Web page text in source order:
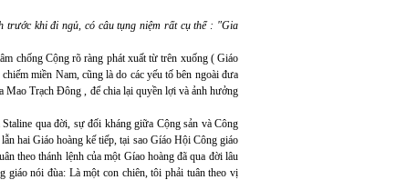
trước khi đi ngủ, có câu tụng niệm rất cụ thể : "Gia
chống Cộng rõ ràng phát xuất từ trên xuống ( Giáo
miền Nam, cũng là do các yếu tố bên ngoài đưa
Trạch Đông , để chia lại quyền lợi và ảnh hưởng
qua đời, sự đối kháng giữa Cộng sản và Công
hai Giáo hoàng kế tiếp, tại sao Gíáo Hội Công giáo
theo thánh lệnh của một Gíao hoàng đã qua đời lâu
nói đùa: Là một con chiên, tôi phải tuân theo vị